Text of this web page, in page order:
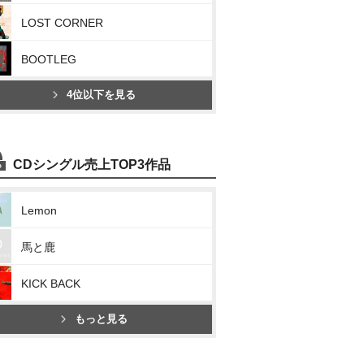
LOST CORNER
BOOTLEG
4位以下を見る
CDシングル売上TOP3作品
Lemon
馬と鹿
KICK BACK
もっと見る